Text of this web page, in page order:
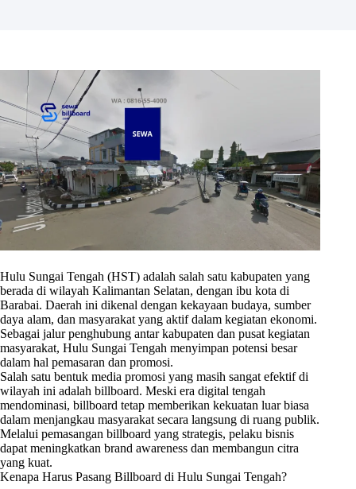
Hulu Sungai Tengah (HST) adalah salah satu kabupaten yang
berada di wilayah Kalimantan Selatan, dengan ibu kota di
Barabai. Daerah ini dikenal dengan kekayaan budaya, sumber
daya alam, dan masyarakat yang aktif dalam kegiatan ekonomi.
Sebagai jalur penghubung antar kabupaten dan pusat kegiatan
masyarakat, Hulu Sungai Tengah menyimpan potensi besar
dalam hal pemasaran dan promosi.
Salah satu bentuk media promosi yang masih sangat efektif di
wilayah ini adalah billboard. Meski era digital tengah
mendominasi, billboard tetap memberikan kekuatan luar biasa
dalam menjangkau masyarakat secara langsung di ruang publik.
Melalui pemasangan billboard yang strategis, pelaku bisnis
dapat meningkatkan brand awareness dan membangun citra
yang kuat.
Kenapa Harus Pasang Billboard di Hulu Sungai Tengah?